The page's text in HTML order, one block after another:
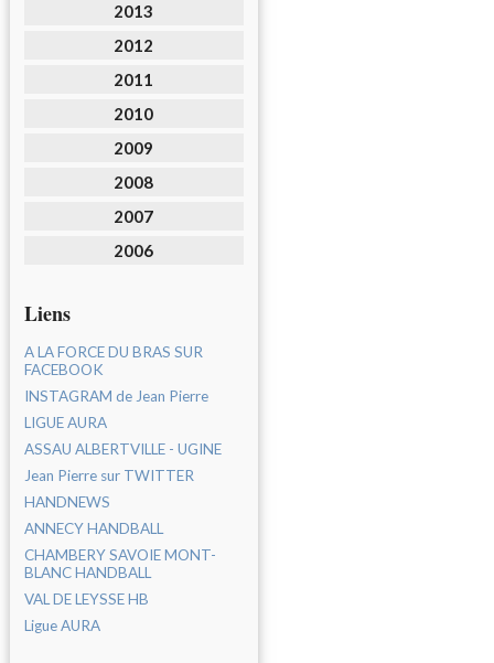
2013
2012
2011
2010
2009
2008
2007
2006
Liens
A LA FORCE DU BRAS SUR
FACEBOOK
INSTAGRAM de Jean Pierre
LIGUE AURA
ASSAU ALBERTVILLE - UGINE
Jean Pierre sur TWITTER
HANDNEWS
ANNECY HANDBALL
CHAMBERY SAVOIE MONT-
BLANC HANDBALL
VAL DE LEYSSE HB
Ligue AURA